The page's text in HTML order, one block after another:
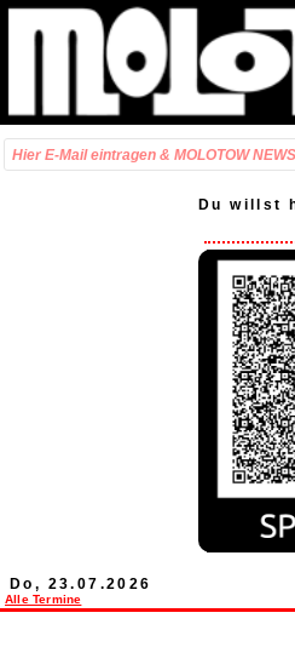
Du willst
Do, 23.07.2026
Alle Termine